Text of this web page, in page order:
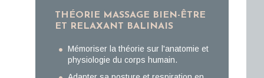
THÉORIE MASSAGE BIEN-ÊTRE
ET RELAXANT BALINAIS
Mémoriser la théorie sur l'anatomie et
physiologie du corps humain.